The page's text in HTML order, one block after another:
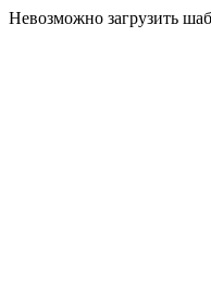
Невозможно загрузить